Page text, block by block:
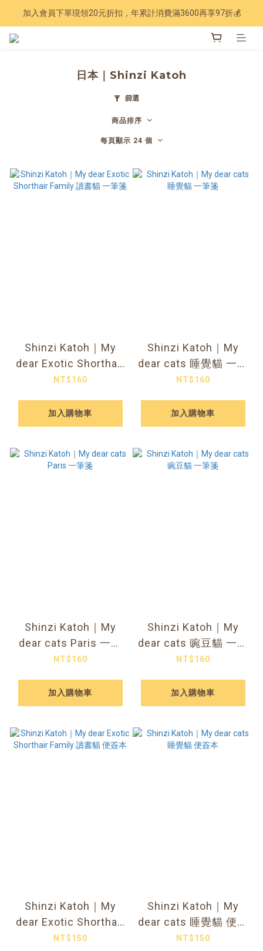
Have a nice trip 🧳 2027手帳季 準備登場
加入會員下單現領20元折扣，年累計消費滿3600再享97折💰
日本｜Shinzi Katoh
篩選
商品排序
每頁顯示 24 個
Shinzi Katoh｜My
dear Exotic Shorthair
Family 讀書貓 一筆箋
NT$160
加入購物車
Shinzi Katoh｜My
dear cats 睡覺貓 一筆
箋
NT$160
加入購物車
Shinzi Katoh｜My
dear cats Paris 一筆
箋
NT$160
加入購物車
Shinzi Katoh｜My
dear cats 豌豆貓 一筆
箋
NT$160
加入購物車
Shinzi Katoh｜My
dear Exotic Shorthair
Family 讀書貓 便簽本
NT$150
Shinzi Katoh｜My
dear cats 睡覺貓 便簽
本
NT$150